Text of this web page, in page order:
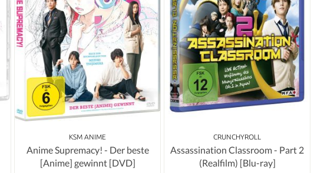
KSM ANIME
Anime Supremacy! - Der beste
[Anime] gewinnt [DVD]
CRUNCHYROLL
Assassination Classroom - Part 2
(Realfilm) [Blu-ray]